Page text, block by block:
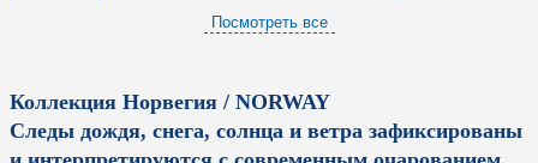
Посмотреть все
Коллекция Норвегия / NORWAY
Следы дождя, снега, солнца и ветра зафиксированы